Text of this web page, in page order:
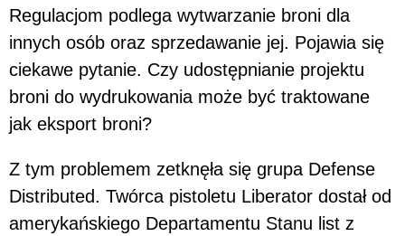
Regulacjom podlega wytwarzanie broni dla
innych osób oraz sprzedawanie jej. Pojawia się
ciekawe pytanie. Czy udostępnianie projektu
broni do wydrukowania może być traktowane
jak eksport broni?
Z tym problemem zetknęła się grupa Defense
Distributed. Twórca pistoletu Liberator dostał od
amerykańskiego Departamentu Stanu list z